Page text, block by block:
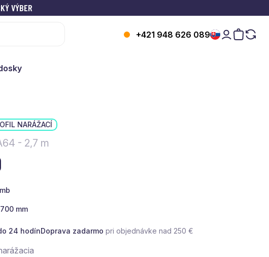
VÝBER
+421 948 626 089
NARÁŽACÍ
- 2,7 m
mm
24 hodínDoprava zadarmo pri objednávke nad 250 €